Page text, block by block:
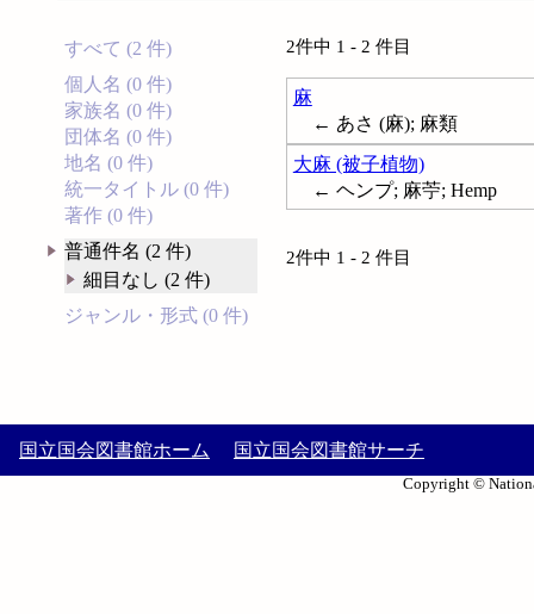
すべて (2 件)
個人名 (0 件)
家族名 (0 件)
団体名 (0 件)
地名 (0 件)
統一タイトル (0 件)
著作 (0 件)
普通件名 (2 件)
細目なし (2 件)
ジャンル・形式 (0 件)
2件中 1 - 2 件目
麻
← あさ (麻); 麻類
大麻 (被子植物)
← ヘンプ; 麻苧; Hemp
2件中 1 - 2 件目
国立国会図書館ホーム 国立国会図書館サーチ
Copyright ©